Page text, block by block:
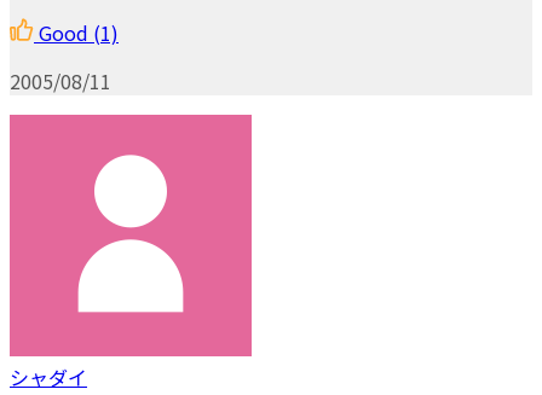
Good (1)
2005/08/11
シャダイ